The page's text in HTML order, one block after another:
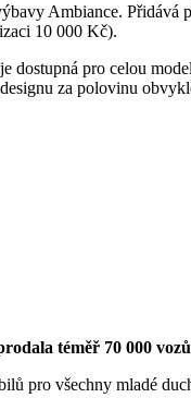
Ambiance.
10 000 Kč).
dostupná pro celou
za polovinu
téměř 70 000
pro všechny mladé